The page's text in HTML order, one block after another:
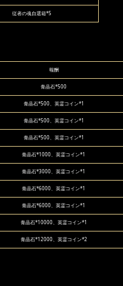
従者の魂自選箱*5
報酬
青晶石*500
青晶石*500、英霊コイン*1
青晶石*500、英霊コイン*1
青晶石*500、英霊コイン*1
青晶石*1000、英霊コイン*1
青晶石*3000、英霊コイン*1
青晶石*6000、英霊コイン*1
青晶石*6000、英霊コイン*1
青晶石*10000、英霊コイン*1
青晶石*12000、英霊コイン*2